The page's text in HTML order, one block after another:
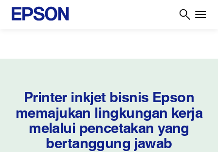
Printer inkjet bisnis Epson
memajukan lingkungan kerja
melalui pencetakan yang
bertanggung jawab